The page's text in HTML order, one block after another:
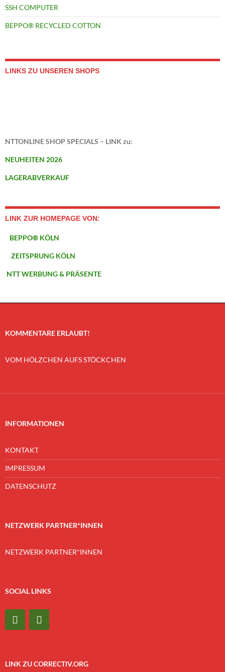
SSH COMPUTER
BEPPO® RECYCLED COTTON
LINKS ZU UNSEREN SHOPS
NTTONLINE SHOP SPECIALS – LINK zu:
NEUHEITEN 2026
LAGERABVERKAUF
LINK ZUR HOMEPAGE VON:
BEPPO® KÖLN
ZEITSPRUNG KÖLN
NTT WERBUNG & PRÄSENTE
KOMMENTARE ERLAUBT!
VOM HÖLZCHEN AUFS STÖCKCHEN
INFORMATIONEN
KONTAKT
IMPRESSUM
DATENSCHUTZ
NETZWERK PARTNER*INNEN
NETZWERK PARTNER*INNEN
SOCIAL LINKS
LINK ZU CORRECTIV.ORG